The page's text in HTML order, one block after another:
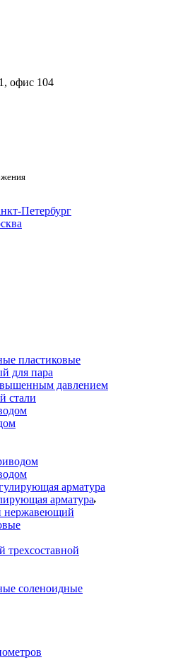
офис 104
Петербург
пластиковые
для пара
давлением
стали
арматура
нержавеющий
соленоидные